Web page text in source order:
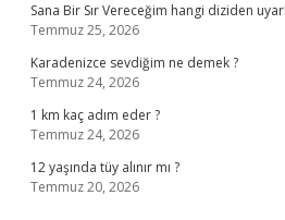
Sana Bir Sır Vereceğim hangi diziden
Temmuz 25, 2026
Karadenizce sevdiğim ne demek ?
Temmuz 24, 2026
1 km kaç adım eder ?
Temmuz 24, 2026
12 yaşında tüy alınır mı ?
Temmuz 20, 2026